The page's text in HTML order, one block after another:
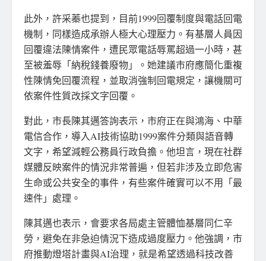
此外，許采蓁也提到，目前1999回覆制度與電話回電
機制，同樣造成承辦人極大心理壓力。有基層人員因
回覆違法陳情案件，遭民眾電話辱罵超過一小時，甚
至被羞辱「納稅錢養廢物」。她建議市府應簡化重複
性陳情免回覆流程，並取消強制回電規定，讓機關可
依案件性質改採文字回覆。
對此，市長陳其邁答詢表示，市府正在與鴻海、中華
電信合作，導入AI技術協助1999案件分類與語音轉
文字，希望減輕公務員行政負擔。他坦言，現在社群
媒體反映案件的情況非常普遍，但若非涉及立即危害
生命或公共安全的事件，有些案件確實可以不用「最
速件」處理。
陳其邁也表示，會要求各局處主管體恤基層同仁辛
勞，避免在非急迫情況下造成過度壓力。他強調，市
府推動燈塔計畫與AI治理，就是希望透過科技改善